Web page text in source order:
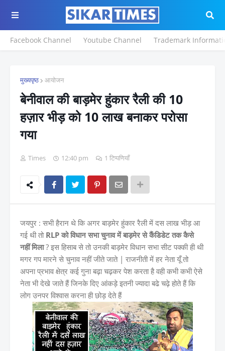
Facebook Channel Youtube Channel Trademark
मुख्यपृष्ठ आयोजन
बेनीवाल की बाड़मेर हुंकार रैली की 10
हज़ार भीड़ को 10 लाख बनाकर परोसा
गया
Times 12:40 pm 1 टिप्पणियाँ
जयपुर : सभी हैरान थे कि अगर बाड़मेर हुंकार रैली में दस लाख भीड़ आ
गई थी तो RLP को विधान सभा चुनाव में बाड़मेर से कैंडिडेट तक कैसे
नहीं मिला? इस हिसाब से तो उनकी बाड़मेर विधान सभा सीट पक्की ही थी
मगर गप मारने से चुनाव नहीं जीते जाते | राजनीती में हर नेता यूँ तो
अपना प्रभाव क्षेत्र कई गुना बढ़ा चढ़कर पेश करता है वही कभी कभी ऐसे
नेता भी देखे जाते हैं जिनके दिए आंकड़े इतनी ज्यादा बढे चढ़े होते हैं कि
लोग उनपर विश्वास करना ही छोड़ देते हैं